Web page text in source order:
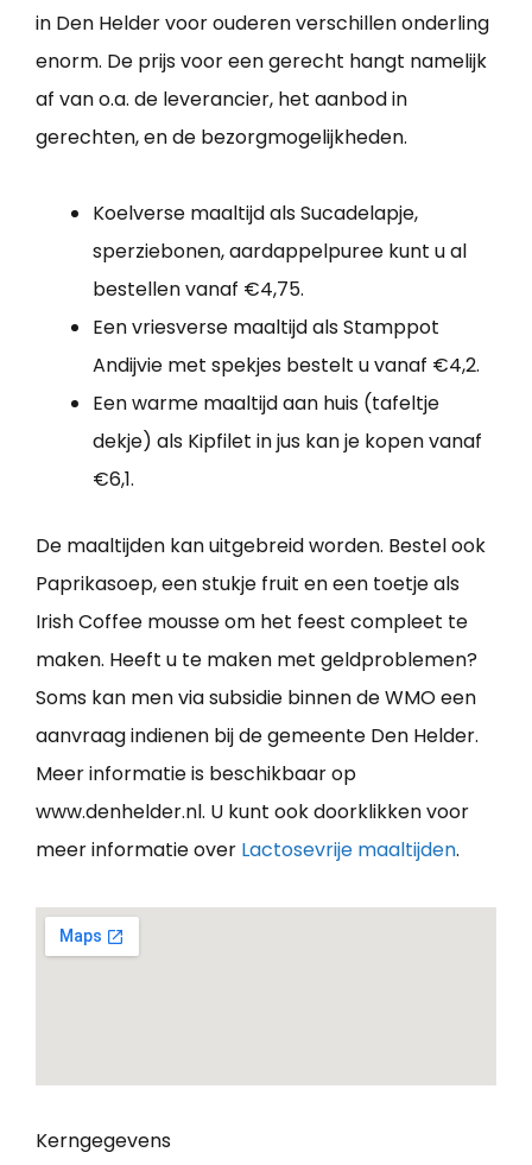
in Den Helder voor ouderen verschillen onderling
enorm. De prijs voor een gerecht hangt namelijk
af van o.a. de leverancier, het aanbod in
gerechten, en de bezorgmogelijkheden.
Koelverse maaltijd als Sucadelapje,
sperziebonen, aardappelpuree kunt u al
bestellen vanaf €4,75.
Een vriesverse maaltijd als Stamppot
Andijvie met spekjes bestelt u vanaf €4,2.
Een warme maaltijd aan huis (tafeltje
dekje) als Kipfilet in jus kan je kopen vanaf
€6,1.
De maaltijden kan uitgebreid worden. Bestel ook
Paprikasoep, een stukje fruit en een toetje als
Irish Coffee mousse om het feest compleet te
maken. Heeft u te maken met geldproblemen?
Soms kan men via subsidie binnen de WMO een
aanvraag indienen bij de gemeente Den Helder.
Meer informatie is beschikbaar op
www.denhelder.nl. U kunt ook doorklikken voor
meer informatie over Lactosevrije maaltijden.
Kerngegevens